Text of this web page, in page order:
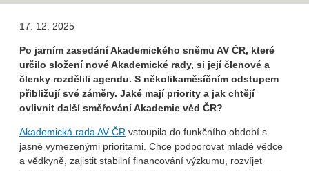
17. 12. 2025
Po jarním zasedání Akademického sněmu AV ČR, které
určilo složení nové Akademické rady, si její členové a
členky rozdělili agendu. S několikaměsíčním odstupem
přibližují své záměry. Jaké mají priority a jak chtějí
ovlivnit další směřování Akademie věd ČR?
Akademická rada AV ČR vstoupila do funkčního období s
jasně vymezenými prioritami. Chce podporovat mladé vědce
a vědkyně, zajistit stabilní financování výzkumu, rozvíjet